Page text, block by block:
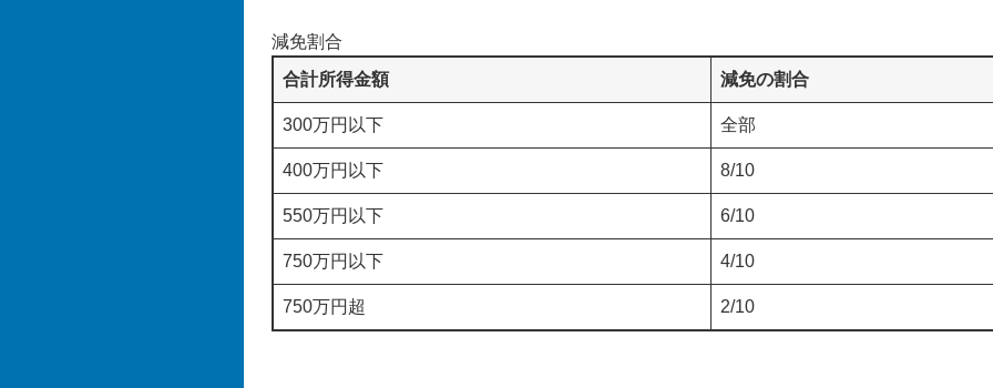
減免割合
合計所得金額
減免の割合
300万円以下 全部
400万円以下 8/10
550万円以下 6/10
750万円以下 4/10
750万円超 2/10